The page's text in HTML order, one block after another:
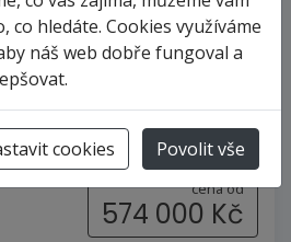
od 13. 2. 2027
strava
penze
loď
Hondius
cena od
574 000 Kč
co hledáte. Cookies využíváme
náš web dobře fungoval a
cookies Povolit vše